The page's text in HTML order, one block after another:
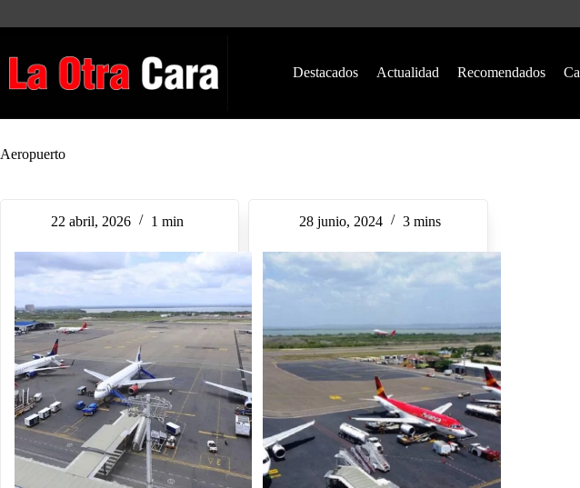
Destacados Actualidad Recomendados
Aeropuerto
22 abril, 2026 1 min 28 junio, 2024 3 mins